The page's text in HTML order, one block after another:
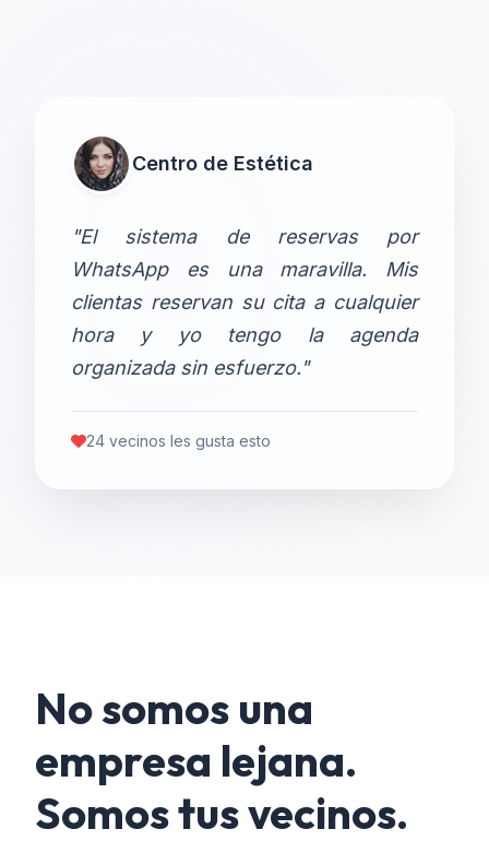
Centro de Estética
"El sistema de reservas por
WhatsApp es una maravilla. Mis
clientas reservan su cita a cualquier
hora y yo tengo la agenda
organizada sin esfuerzo."
24 vecinos les gusta esto
No somos una
empresa lejana.
Somos tus vecinos.